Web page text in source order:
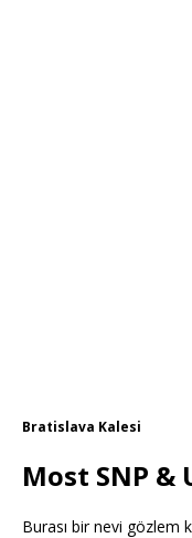
Bratislava Kalesi
Most SNP &
Burası bir nevi gözlem